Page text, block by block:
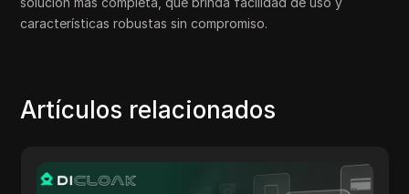
características robustas sin compromiso.
Artículos relacionados